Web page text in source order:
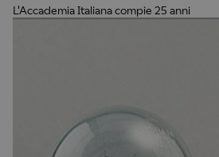
L'Accademia Italiana compie 25 anni